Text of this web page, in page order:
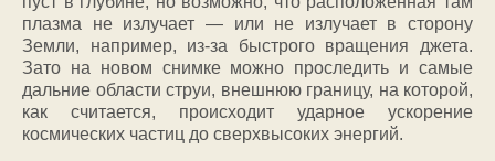
плазма не излучает — или не излучает в сторону
Земли, например, из-за быстрого вращения джета.
Зато на новом снимке можно проследить и самые
дальние области струи, внешнюю границу, на которой,
как считается, происходит ударное ускорение
космических частиц до сверхвысоких энергий.